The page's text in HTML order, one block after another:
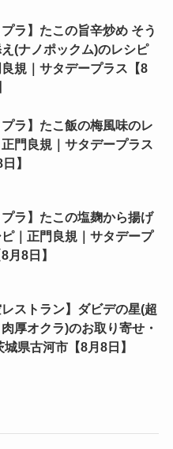
プラ】たこの旨辛炒め そう
(ナノポックム)のレシピ
良規｜サタデープラス【8
プラ】たこ飯の梅風味のレ
門良規｜サタデープラス
】
プラ】たこの塩麹から揚げ
｜正門良規｜サタデープ
月8日】
レストラン】ダビデの星(超
厚オクラ)のお取り寄せ・
城県古河市【8月8日】